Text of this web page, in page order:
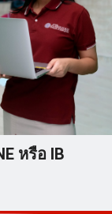
หรือ IB